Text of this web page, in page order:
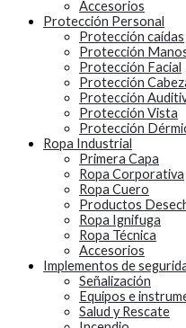
Accesorios
Protección Personal
Protección caídas
Protección
Protección Facial
Protección
Protección
Protección Vista
Protección
Ropa Industrial
Primera Capa
Ropa Corporativa
Ropa Cuero
Productos
Ropa Ignifuga
Ropa Técnica
Accesorios
Implementos de
Señalización
Equipos e
Salud y Rescate